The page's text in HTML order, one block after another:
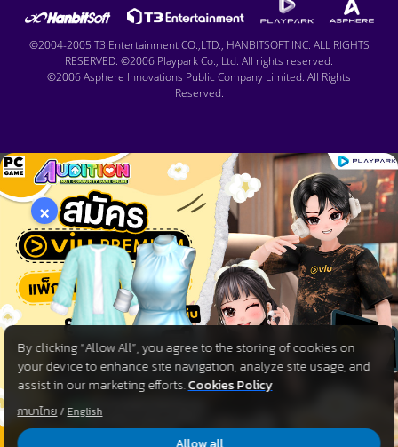
©2004-2005 T3 Entertainment CO.,LTD., HANBITSOFT INC. ALL RIGHTS
RESERVED. ©2006 Playpark Co., Ltd. All rights reserved.
©2006 Asphere Innovations Public Company Limited. All Rights
Reserved.
By clicking “Allow All”, you agree to the storing of cookies on
your device to enhance site navigation, analyze site usage, and
assist in our marketing efforts.Cookies Policy
ภาษาไทย / English
×